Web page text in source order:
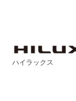
ハイラックス